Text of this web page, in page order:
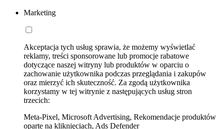
Marketing
Akceptacja tych usług sprawia, że możemy wyświetlać
reklamy, treści sponsorowane lub promocje rabatowe
dotyczące naszej witryny lub produktów w oparciu o
zachowanie użytkownika podczas przeglądania i zakupów
oraz mierzyć ich skuteczność. Za zgodą użytkownika
korzystamy w tej witrynie z następujących usług stron
trzecich:
Meta-Pixel, Microsoft Advertising, Rekomendacje produktów
oparte na kliknięciach, Ads Defender